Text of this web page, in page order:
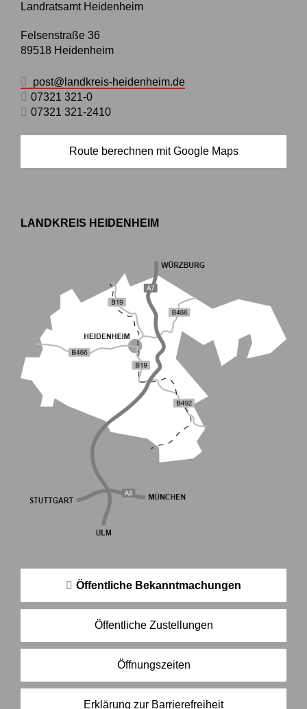
Landratsamt Heidenheim
Felsenstraße 36
89518 Heidenheim
post@landkreis-heidenheim.de
07321 321-0
07321 321-2410
Route berechnen mit Google Maps
LANDKREIS HEIDENHEIM
Öffentliche Bekanntmachungen
Öffentliche Zustellungen
Öffnungszeiten
Erklärung zur Barrierefreiheit